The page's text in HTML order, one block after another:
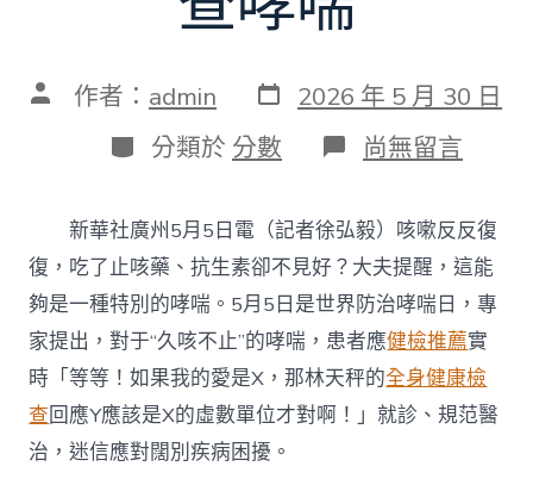
文 作者： admin 發
表
日
期
2026 年 5 月 30 日
分
類
分類於 分數 在
〈咳
不
斷，
嚴
防
秀
傳
醫
院
健
康
尚無留言
新華社廣州5月5日電（記者徐弘毅）咳嗽反反復
復，吃了止咳藥、抗生素卻不見好？大夫提醒，這能
夠是一種特別的哮喘。5月5日是世界防治哮喘日，專
家提出，對于“久咳不止”的哮喘，患者應健檢推薦實
時「等等！如果我的愛是X，那林天秤的全身健康檢
查回應Y應該是X的虛數單位才對啊！」就診、規范醫
治，迷信應對闊別疾病困擾。